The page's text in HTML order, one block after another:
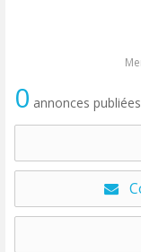
0 annonces publiées